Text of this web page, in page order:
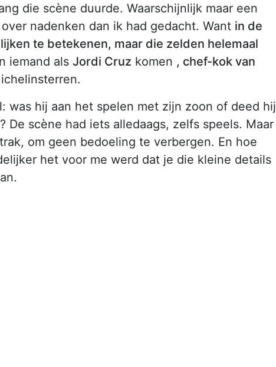
die scène duurde. Waarschijnlijk maar een
nadenken dan ik had gedacht. Want in de
te betekenen, maar die zelden helemaal
iemand als Jordi Cruz komen , chef-kok van
was hij aan het spelen met zijn zoon of deed hij
scène had iets alledaags, zelfs speels. Maar
om geen bedoeling te verbergen. En hoe
het voor me werd dat je die kleine details